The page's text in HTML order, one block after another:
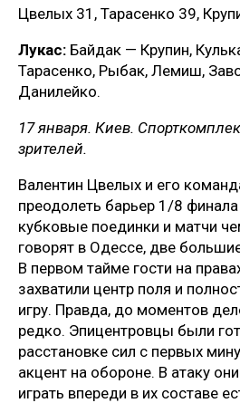
Цвелых 31, Тарасенко 39,
Лукас: Байдак — Крупин,
Тарасенко, Рыбак, Лемиш,
Данилейко.
17 января. Киев.
зрителей.
Валентин Цвелых и его
преодолеть барьер 1/8
кубковые поединки и матчи
говорят в Одессе, две
В первом тайме гости на
захватили центр поля и
игру. Правда, до моментов
редко. Эпицентровцы были
расстановке сил с первых
акцент на обороне. В атаку
играть впереди в их составе